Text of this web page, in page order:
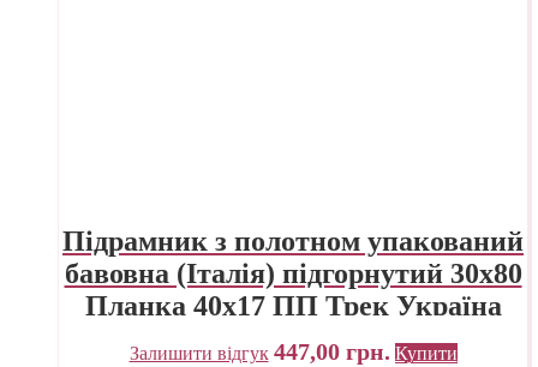
Підрамник з полотном упакований
бавовна (Італія) підгорнутий 30х80
Планка 40х17 ПП Трек Україна
Залишити відгук 447,00 грн. Купити